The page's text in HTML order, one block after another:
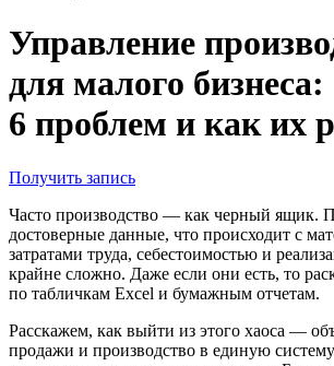
Управление
для малого бизнеса:
6 проблем и как их
Получить запись
Часто производство — как черный ящик.
достоверные данные, что происходит с
затратами труда, себестоимостью и
крайне сложно. Даже если они есть, то
по табличкам Excel и бумажным отчетам.
Расскажем, как выйти из этого хаоса —
продажи и производство в единую